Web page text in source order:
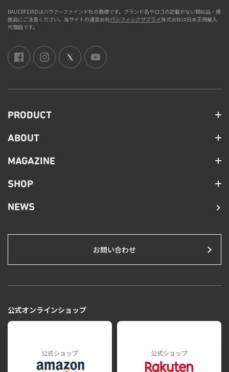
BAUERFEINDはバウアーファインド社の商標です。ブランド名やロゴの記載がない類似品・模
倣品にご注意ください。当サイトの運営会社パシフィックサプライ株式会社は日本正規輸入
代理店です。
PRODUCT
ABOUT
MAGAZINE
SHOP
NEWS
お問い合わせ
公式オンラインショップ
公式ショップ 公式ショップ